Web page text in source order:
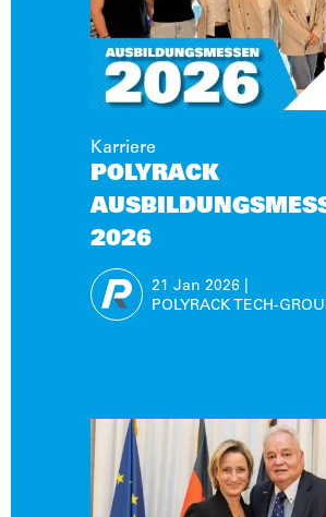
Karriere
POLYRACK
2026
21 Jan 2026
POLYRACK TECH-